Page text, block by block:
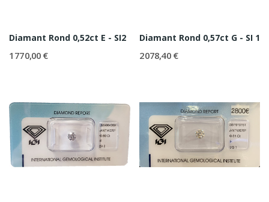
Diamant Rond 0,52ct E - SI2
1 770,00 €
Diamant Rond 0,57ct G - SI 1
2 078,40 €